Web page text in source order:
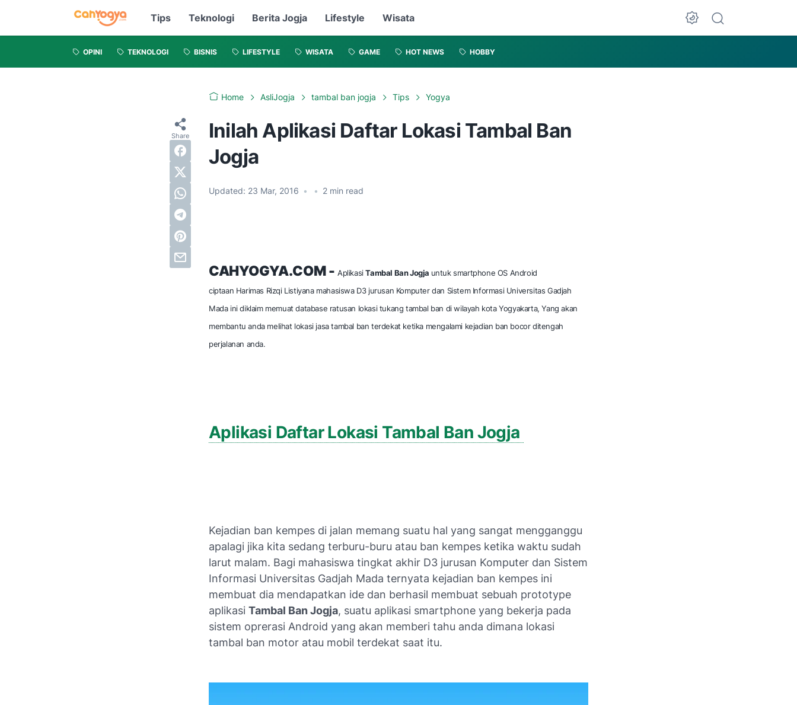
Tips Teknologi Berita Jogja Lifestyle Wisata
OPINI TEKNOLOGI BISNIS LIFESTYLE WISATA GAME HOT NEWS HOBBY
Home AsliJogja tambal ban jogja Tips Yogya
Inilah Aplikasi Daftar Lokasi Tambal Ban
Jogja
Updated: 23 Mar, 2016 • • 2 min read
CAHYOGYA.COM - AplikasiTambal Ban Jogja untuk smartphone OS Android
ciptaan Harimas Rizqi Listiyana mahasiswa D3 jurusan Komputer dan Sistem Informasi Universitas Gadjah
Mada ini diklaim memuat database ratusan lokasi tukang tambal ban di wilayah kota Yogyakarta, Yang akan
membantu anda melihat lokasi jasa tambal ban terdekat ketika mengalami kejadian ban bocor ditengah
perjalanan anda.
Aplikasi Daftar Lokasi Tambal Ban Jogja
Kejadian ban kempes di jalan memang suatu hal yang sangat mengganggu
apalagi jika kita sedang terburu-buru atau ban kempes ketika waktu sudah
larut malam. Bagi mahasiswa tingkat akhir D3 jurusan Komputer dan Sistem
Informasi Universitas Gadjah Mada ternyata kejadian ban kempes ini
membuat dia mendapatkan ide dan berhasil membuat sebuah prototype
aplikasi Tambal Ban Jogja, suatu aplikasi smartphone yang bekerja pada
sistem oprerasi Android yang akan memberi tahu anda dimana lokasi
tambal ban motor atau mobil terdekat saat itu.